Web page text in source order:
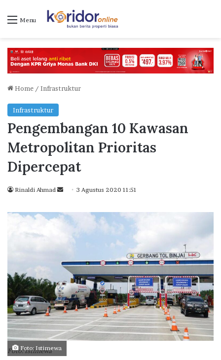
Menu
Home / Infrastruktur
Infrastruktur
Pengembangan 10 Kawasan
Metropolitan Prioritas
Dipercepat
Rinaldi Ahmad
n
e
m
a
i
l
3 Agustus 2020 11:51
Foto: Istimewa
Foto: Istimewa